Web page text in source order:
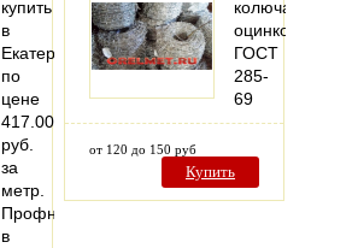
купить
в
Екатеринбурге,
по
цене
417.00
руб.
за
метр.
Профнастил
в
колючая
оцинкованная
ГОСТ
285-
69
от 120 до 150 руб
Купить